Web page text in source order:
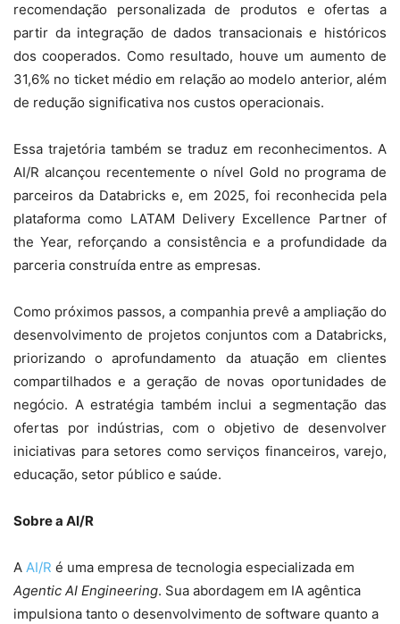
recomendação personalizada de produtos e ofertas a
partir da integração de dados transacionais e históricos
dos cooperados. Como resultado, houve um aumento de
31,6% no ticket médio em relação ao modelo anterior, além
de redução significativa nos custos operacionais.
Essa trajetória também se traduz em reconhecimentos. A
AI/R alcançou recentemente o nível Gold no programa de
parceiros da Databricks e, em 2025, foi reconhecida pela
plataforma como LATAM Delivery Excellence Partner of
the Year, reforçando a consistência e a profundidade da
parceria construída entre as empresas.
Como próximos passos, a companhia prevê a ampliação do
desenvolvimento de projetos conjuntos com a Databricks,
priorizando o aprofundamento da atuação em clientes
compartilhados e a geração de novas oportunidades de
negócio. A estratégia também inclui a segmentação das
ofertas por indústrias, com o objetivo de desenvolver
iniciativas para setores como serviços financeiros, varejo,
educação, setor público e saúde.
Sobre a AI/R
A AI/R é uma empresa de tecnologia especializada em
Agentic AI Engineering. Sua abordagem em IA agêntica
impulsiona tanto o desenvolvimento de software quanto a